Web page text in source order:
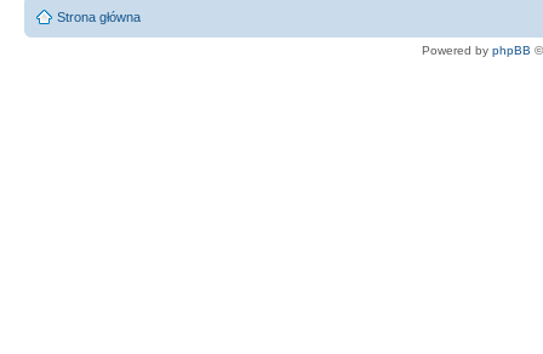
Strona główna
Powered by phpBB